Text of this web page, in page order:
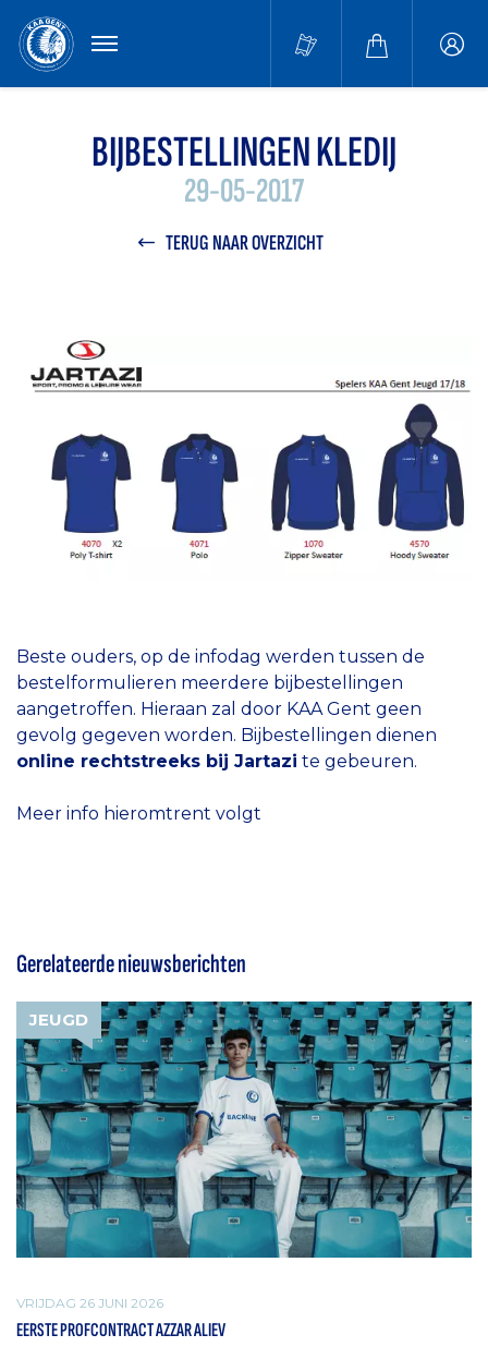
MENU
BIJBESTELLINGEN KLEDIJ
29-05-2017
TERUG NAAR OVERZICHT
Beste ouders, op de infodag werden tussen de
bestelformulieren meerdere bijbestellingen
aangetroffen. Hieraan zal door KAA Gent geen
gevolg gegeven worden. Bijbestellingen dienen
online rechtstreeks bij Jartazi te gebeuren.
Meer info hieromtrent volgt
Gerelateerde nieuwsberichten
JEUGD
VRIJDAG 26 JUNI 2026
EERSTE PROFCONTRACT AZZAR ALIEV